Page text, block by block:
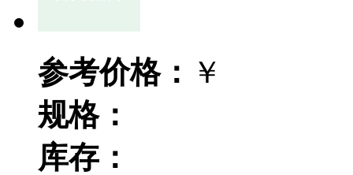
参考价格： ￥
规格：
库存：